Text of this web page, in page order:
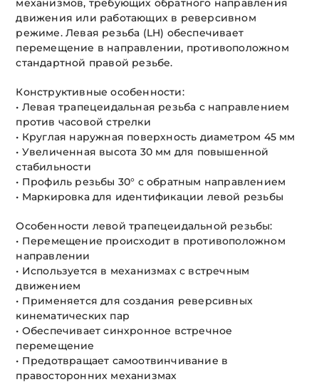
механизмов, требующих обратного направления
движения или работающих в реверсивном
режиме. Левая резьба (LH) обеспечивает
перемещение в направлении, противоположном
стандартной правой резьбе.
Конструктивные особенности:
• Левая трапецеидальная резьба с направлением
против часовой стрелки
• Круглая наружная поверхность диаметром 45 мм
• Увеличенная высота 30 мм для повышенной
стабильности
• Профиль резьбы 30° с обратным направлением
• Маркировка для идентификации левой резьбы
Особенности левой трапецеидальной резьбы:
• Перемещение происходит в противоположном
направлении
• Используется в механизмах с встречным
движением
• Применяется для создания реверсивных
кинематических пар
• Обеспечивает синхронное встречное
перемещение
• Предотвращает самоотвинчивание в
правосторонних механизмах